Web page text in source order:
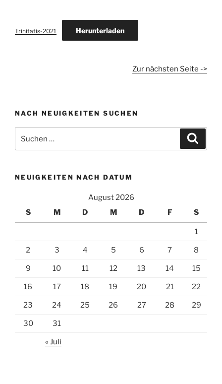
Trinitatis-2021 Herunterladen
Zur nächsten Seite ->
NACH NEUIGKEITEN SUCHEN
nach:
NEUIGKEITEN NACH DATUM
August 2026
S
M D M D F S
1
2 3 4 5 6 7 8
9 10 11 12 13 14 15
16 17 18 19 20 21 22
23 24 25 26 27 28 29
30 31
« Juli